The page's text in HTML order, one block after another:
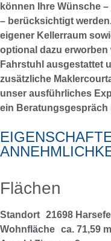
können Ihre Wünsche
– berücksichtigt
eigener Kellerraum
optional dazu erworben
Fahrstuhl ausgestattet
zusätzliche
unser ausführliches
ein
Flächen
Standort 21698
Wohnfläche ca. 71,59